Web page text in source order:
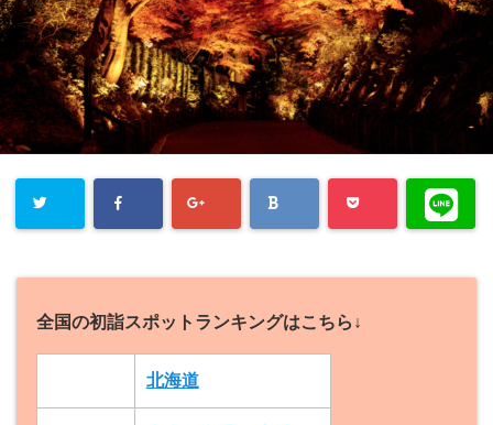
全国の初詣スポットランキングはこちら↓
北海道